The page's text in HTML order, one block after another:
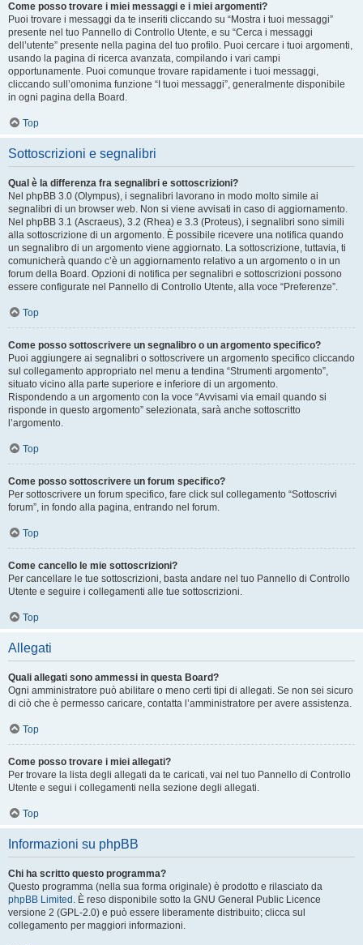
Come posso trovare i miei messaggi e i miei argomenti?
Puoi trovare i messaggi da te inseriti cliccando su “Mostra i tuoi messaggi”
presente nel tuo Pannello di Controllo Utente, e su “Cerca i messaggi
dell’utente” presente nella pagina del tuo profilo. Puoi cercare i tuoi argomenti,
usando la pagina di ricerca avanzata, compilando i vari campi
opportunamente. Puoi comunque trovare rapidamente i tuoi messaggi,
cliccando sull’omonima funzione “I tuoi messaggi”, generalmente disponibile
in ogni pagina della Board.
Top
Sottoscrizioni e segnalibri
Qual è la differenza fra segnalibri e sottoscrizioni?
Nel phpBB 3.0 (Olympus), i segnalibri lavorano in modo molto simile ai
segnalibri di un browser web. Non si viene avvisati in caso di aggiornamento.
Nel phpBB 3.1 (Ascraeus), 3.2 (Rhea) e 3.3 (Proteus), i segnalibri sono simili
alla sottoscrizione di un argomento. È possibile ricevere una notifica quando
un segnalibro di un argomento viene aggiornato. La sottoscrizione, tuttavia, ti
comunicherà quando c’è un aggiornamento relativo a un argomento o in un
forum della Board. Opzioni di notifica per segnalibri e sottoscrizioni possono
essere configurate nel Pannello di Controllo Utente, alla voce “Preferenze”.
Top
Come posso sottoscrivere un segnalibro o un argomento specifico?
Puoi aggiungere ai segnalibri o sottoscrivere un argomento specifico cliccando
sul collegamento appropriato nel menu a tendina “Strumenti argomento”,
situato vicino alla parte superiore e inferiore di un argomento.
Rispondendo a un argomento con la voce “Avvisami via email quando si
risponde in questo argomento” selezionata, sarà anche sottoscritto
l’argomento.
Top
Come posso sottoscrivere un forum specifico?
Per sottoscrivere un forum specifico, fare click sul collegamento “Sottoscrivi
forum”, in fondo alla pagina, entrando nel forum.
Top
Come cancello le mie sottoscrizioni?
Per cancellare le tue sottoscrizioni, basta andare nel tuo Pannello di Controllo
Utente e seguire i collegamenti alle tue sottoscrizioni.
Top
Allegati
Quali allegati sono ammessi in questa Board?
Ogni amministratore può abilitare o meno certi tipi di allegati. Se non sei sicuro
di ciò che è permesso caricare, contatta l’amministratore per avere assistenza.
Top
Come posso trovare i miei allegati?
Per trovare la lista degli allegati da te caricati, vai nel tuo Pannello di Controllo
Utente e segui i collegamenti nella sezione degli allegati.
Top
Informazioni su phpBB
Chi ha scritto questo programma?
Questo programma (nella sua forma originale) è prodotto e rilasciato da
phpBB Limited . È reso disponibile sotto la GNU General Public Licence
versione 2 (GPL-2.0) e può essere liberamente distribuito; clicca sul
collegamento per maggiori informazioni.